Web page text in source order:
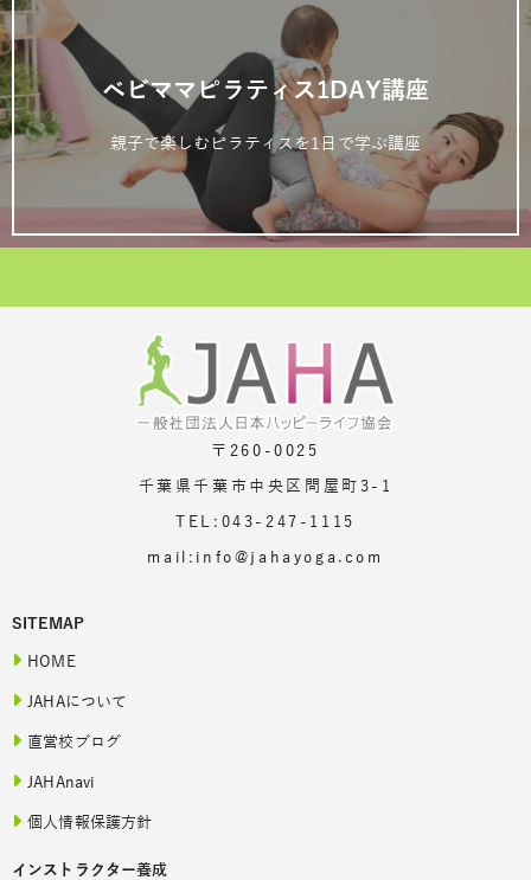
ベビママピラティス1DAY講座
親子で楽しむピラティスを1日で学ぶ講座
〒260-0025
千葉県千葉市中央区問屋町3-1
TEL:043-247-1115
mail:info@jahayoga.com
SITEMAP
HOME
JAHAについて
直営校ブログ
JAHAnavi
個人情報保護方針
インストラクター養成